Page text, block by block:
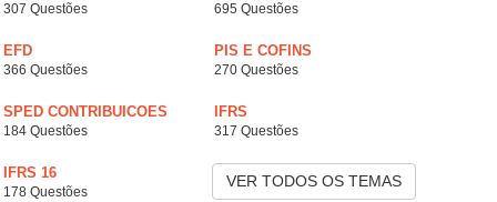
307 Questões 695 Questões
EFD
366 Questões
PIS E COFINS
270 Questões
SPED CONTRIBUICOES
184 Questões
IFRS
317 Questões
IFRS 16
178 Questões
VER TODOS OS TEMAS